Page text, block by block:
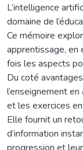
L’intelligence
domaine de
Ce mémoire
apprentissage, en
fois les aspects
Du coté
l’enseignement
et les exercices
Elle fournit un
d’information